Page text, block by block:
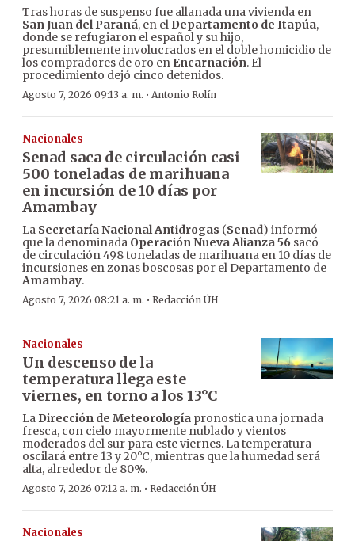
Tras horas de suspenso fue allanada una vivienda en
San Juan del Paraná, en el Departamento de Itapúa,
donde se refugiaron el español y su hijo,
presumiblemente involucrados en el doble homicidio de
los compradores de oro en Encarnación. El
procedimiento dejó cinco detenidos.
Agosto 7, 2026 09:13 a. m. · Antonio Rolín
Nacionales
Senad saca de circulación casi
500 toneladas de marihuana
en incursión de 10 días por
Amambay
La Secretaría Nacional Antidrogas (Senad) informó
que la denominada Operación Nueva Alianza 56 sacó
de circulación 498 toneladas de marihuana en 10 días de
incursiones en zonas boscosas por el Departamento de
Amambay.
Agosto 7, 2026 08:21 a. m. · Redacción ÚH
Nacionales
Un descenso de la
temperatura llega este
viernes, en torno a los 13°C
La Dirección de Meteorología pronostica una jornada
fresca, con cielo mayormente nublado y vientos
moderados del sur para este viernes. La temperatura
oscilará entre 13 y 20°C, mientras que la humedad será
alta, alrededor de 80%.
Agosto 7, 2026 07:12 a. m. · Redacción ÚH
Nacionales